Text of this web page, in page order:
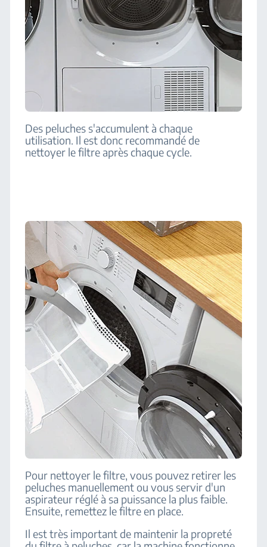
Des peluches s'accumulent à chaque
utilisation. Il est donc recommandé de
nettoyer le filtre après chaque cycle.
Pour nettoyer le filtre, vous pouvez retirer les
peluches manuellement ou vous servir d'un
aspirateur réglé à sa puissance la plus faible.
Ensuite, remettez le filtre en place.
Il est très important de maintenir la propreté